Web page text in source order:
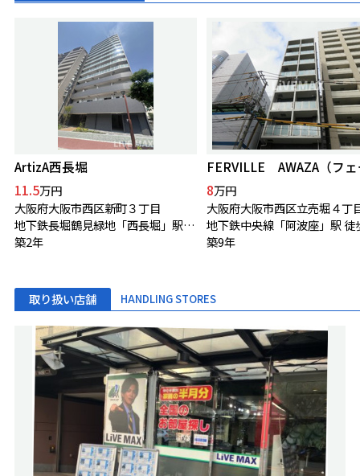
ArtizA西長堀
11.5万円
大阪府大阪市西区新町３丁目
地下鉄長堀鶴見緑地「西長堀」駅 徒歩3分
築2年
8万円
大阪府大阪市西区立売堀４丁
地下鉄中央線「阿波座」駅 徒
築9年
取り扱い店舗 HANDLING STORES